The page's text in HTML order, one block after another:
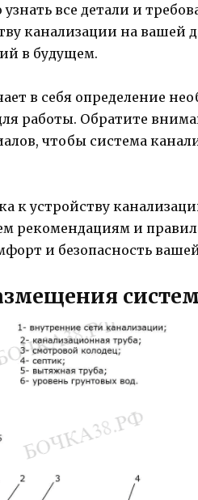
все детали и
канализации на вашей
в будущем.
в себя определение
работы. Обратите
чтобы система
к устройству
рекомендациям и
и безопасность